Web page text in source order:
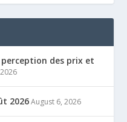
des prix et
2026 August 6, 2026